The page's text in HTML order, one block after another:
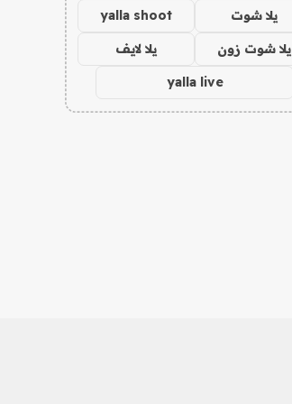
يلا شوت yalla shoot
يلا شوت زون يلا لايف
yalla live